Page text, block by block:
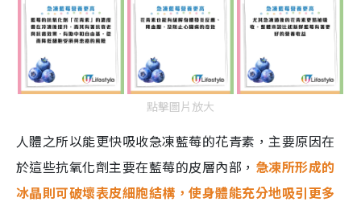
點擊圖片放大
人體之所以能更快吸收急凍藍莓的花青素，主要原因在
於這些抗氧化劑主要在藍莓的皮層內部， 急凍所形成的
冰晶則可破壞表皮細胞結構，使身體能充分地吸引更多